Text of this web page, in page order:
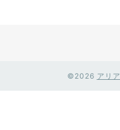
©2026 アリア